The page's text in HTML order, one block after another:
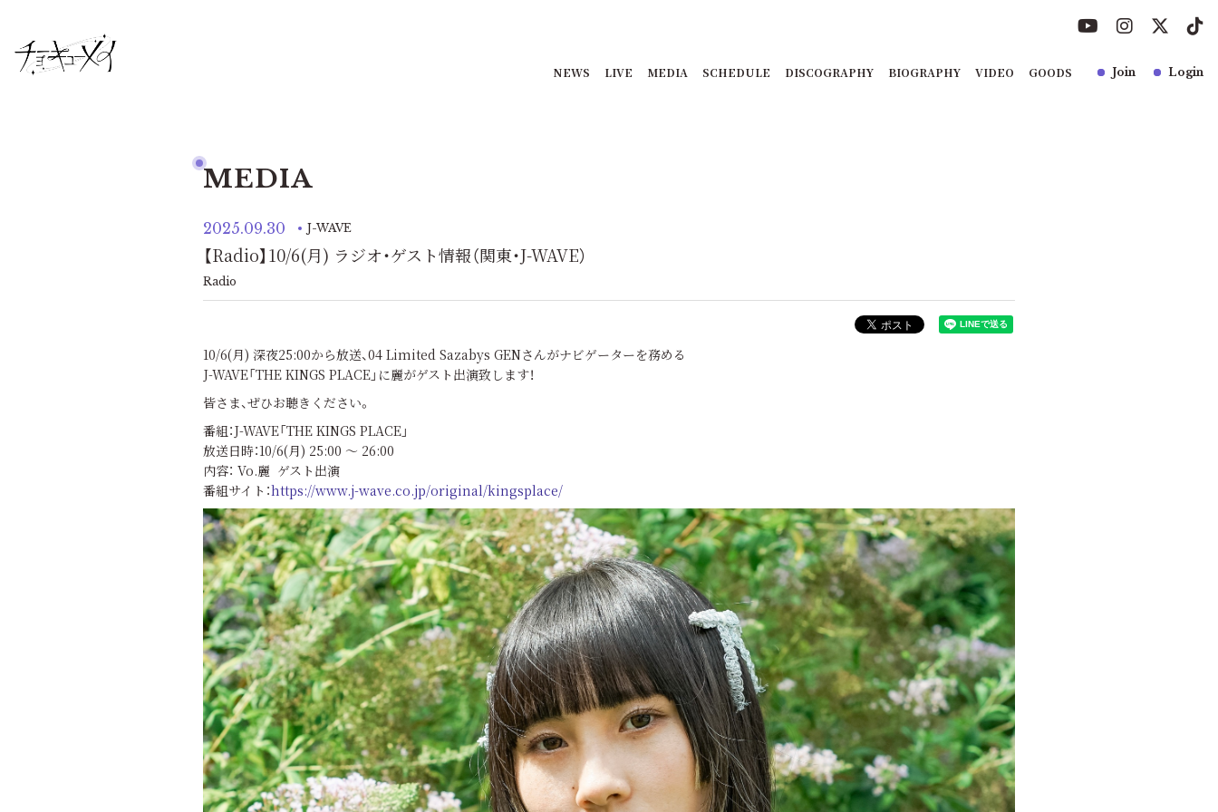
NEWS LIVE MEDIA SCHEDULE DISCOGRAPHY BIOGRAPHY VIDEO GOODS Join Login
MEDIA
2025.09.30 J-WAVE
【Radio】10/6(月) ラジオ・ゲスト情報（関東・J-WAVE）
Radio
10/6(月) 深夜25:00から放送、04 Limited Sazabys GENさんがナビゲーターを務める
J-WAVE「THE KINGS PLACE」に麗がゲスト出演致します！
皆さま、ぜひお聴きください。
番組：J-WAVE「THE KINGS PLACE」
放送日時：10/6(月) 25:00 ～ 26:00
内容： Vo.麗 ゲスト出演
番組サイト：https://www.j-wave.co.jp/original/kingsplace/